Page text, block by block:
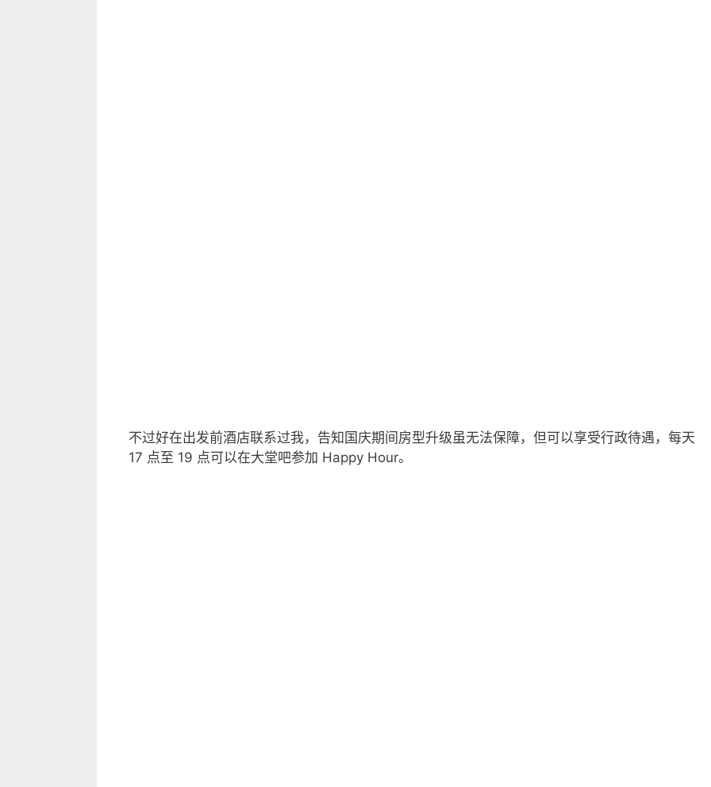
不过好在出发前酒店联系过我，告知国庆期间房型升级虽无法保障，但可以享受行政待遇，每天
17 点至 19 点可以在大堂吧参加 Happy Hour。